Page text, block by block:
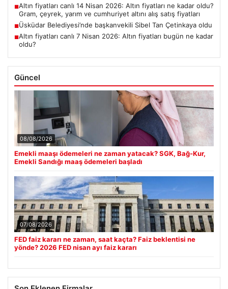
■Altın fiyatları canlı 14 Nisan 2026: Altın fiyatları ne kadar oldu?
Gram, çeyrek, yarım ve cumhuriyet altını alış satış fiyatları
■Üsküdar Belediyesi’nde başkanvekili Sibel Tan Çetinkaya oldu
■Altın fiyatları canlı 7 Nisan 2026: Altın fiyatları bugün ne kadar
oldu?
Güncel
08/08/2026
Emekli maaşı ödemeleri ne zaman yatacak? SGK, Bağ-Kur,
Emekli Sandığı maaş ödemeleri başladı
07/08/2026
FED faiz kararı ne zaman, saat kaçta? Faiz beklentisi ne
yönde? 2026 FED nisan ayı faiz kararı